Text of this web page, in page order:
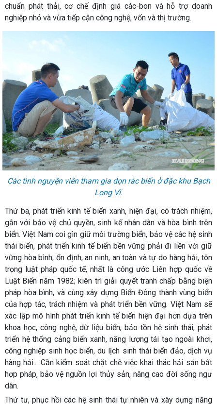
chuẩn phát thải, cơ chế định giá các-bon và hỗ trợ doanh
nghiệp nhỏ và vừa tiếp cận công nghệ, vốn và thị trường.
Các tình nguyện viên tham gia dọn rác biển ở đặc khu Bạch
Long Vĩ.
Thứ ba, phát triển kinh tế biển xanh, hiện đại, có trách nhiệm,
gắn với bảo vệ chủ quyền, sinh kế nhân dân và hòa bình trên
biển. Việt Nam coi gìn giữ môi trường biển, bảo vệ các hệ sinh
thái biển, phát triển kinh tế biển bền vững phải đi liền với giữ
vững hòa bình, ổn định, an ninh, an toàn và tự do hàng hải, tôn
trọng luật pháp quốc tế, nhất là công ước Liên hợp quốc về
Luật Biển năm 1982; kiên trì giải quyết tranh chấp bằng biện
pháp hòa bình, và cùng xây dựng Biển Đông thành vùng biển
của hợp tác, trách nhiệm và phát triển bền vững. Việt Nam sẽ
xác lập mô hình phát triển kinh tế biển hiện đại hơn dựa trên
khoa học, công nghệ, dữ liệu biển, bảo tồn hệ sinh thái; phát
triển hệ thống cảng biển xanh, năng lượng tái tạo ngoài khơi,
công nghiệp sinh học biển, du lịch sinh thái biển đảo, dịch vụ
hàng hải... Cần kiểm soát chặt chẽ việc khai thác hải sản bất
hợp pháp, bảo vệ nguồn lợi thủy sản, nâng cao đời sống ngư
dân.
Thứ tư, phục hồi các hệ sinh thái tự nhiên và xây dựng năng